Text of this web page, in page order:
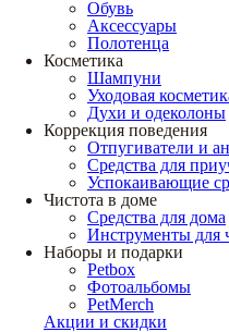
Обувь
Аксессуары
Полотенца
Косметика
Шампуни
Уходовая
Духи и одеколоны
Коррекция поведения
Отпугиватели и
Средства для
Успокаивающие
Чистота в доме
Средства для дома
Инструменты для
Наборы и подарки
Petbox
Фотоальбомы
PetMerch
Акции и скидки